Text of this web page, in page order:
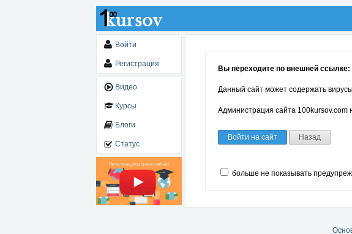
Войти
Регистрация
Видео
Курсы
Блоги
Статус
Вы переходите по внешней
Данный сайт может содержать
Администрация сайта 100kursov.com
Войти на сайт Назад
больше не показывать